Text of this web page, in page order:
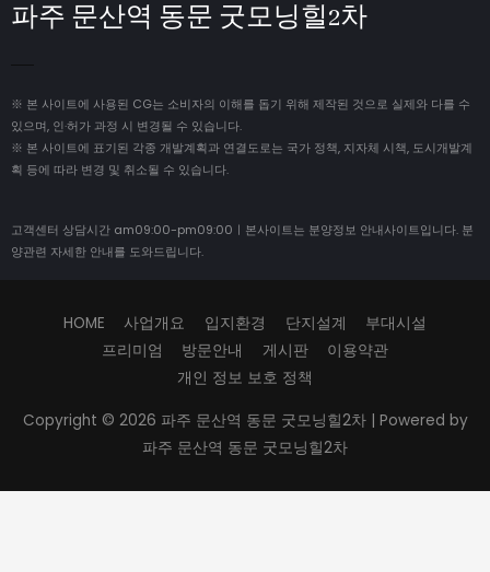
파주 문산역 동문 굿모닝힐2차
※ 본 사이트에 사용된 CG는 소비자의 이해를 돕기 위해 제작된 것으로 실제와 다를 수
있으며, 인·허가 과정 시 변경될 수 있습니다.
※ 본 사이트에 표기된 각종 개발계획과 연결도로는 국가 정책, 지자체 시책, 도시개발계
획 등에 따라 변경 및 취소될 수 있습니다.
고객센터 상담시간 am09:00-pm09:00ㅣ본사이트는 분양정보 안내사이트입니다. 분
양관련 자세한 안내를 도와드립니다.
HOME 사업개요 입지환경 단지설계
부대시설
프리미엄
방문안내 게시판
이용약관
개인 정보 보호 정책
Copyright © 2026 파주 문산역 동문 굿모닝힐2차| Powered by
파주 문산역 동문 굿모닝힐2차